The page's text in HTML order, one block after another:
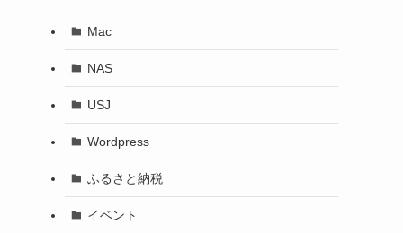
Mac
NAS
USJ
Wordpress
ふるさと納税
イベント